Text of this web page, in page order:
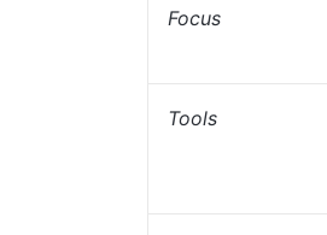
Focus
Tools